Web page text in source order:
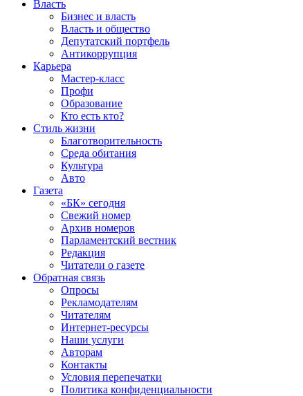
Власть
Бизнес и власть
Власть и общество
Депутатский портфель
Антикоррупция
Карьера
Мастер-класс
Профи
Образование
Кто есть кто?
Стиль жизни
Благотворительность
Среда обитания
Культура
Авто
Газета
«БК» сегодня
Свежий номер
Архив номеров
Парламентский вестник
Редакция
Читатели о газете
Обратная связь
Опросы
Рекламодателям
Читателям
Интернет-ресурсы
Наши услуги
Авторам
Контакты
Условия перепечатки
Политика конфиденциальности